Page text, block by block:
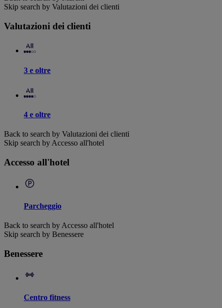
Skip search by Valutazioni dei clienti
Valutazioni dei clienti
3 e oltre
4 e oltre
Back to search by Valutazioni dei clienti
Skip search by Accesso all'hotel
Accesso all'hotel
Parcheggio
Back to search by Accesso all'hotel
Skip search by Benessere
Benessere
Centro fitness